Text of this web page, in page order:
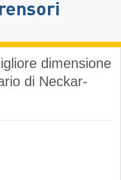
dimensione
di Neckar-